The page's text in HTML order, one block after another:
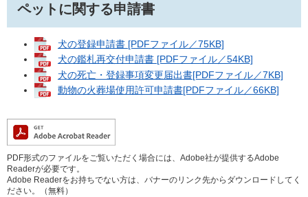
ペットに関する申請書
犬の登録申請書 [PDFファイル／75KB]
犬の鑑札再交付申請書 [PDFファイル／54KB]
犬の死亡・登録事項変更届出書[PDFファイル／7KB]
動物の火葬場使用許可申請書[PDFファイル／66KB]
PDF形式のファイルをご覧いただく場合には、Adobe社が提供するAdobe
Readerが必要です。
Adobe Readerをお持ちでない方は、バナーのリンク先からダウンロードしてく
ださい。（無料）